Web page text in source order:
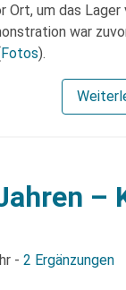
Ort, um das
war
Fotos).
–
- 2 Ergänzungen